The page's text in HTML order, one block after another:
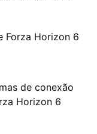
Forza Horizon 6
de conexão
Horizon 6